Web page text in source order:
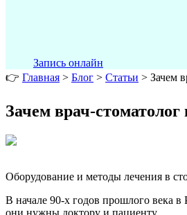
Запись онлайн
👉 Главная > Блог > Статьи > Зачем
Зачем врач-
Оборудование и методы лечения в
В начале 90-х годов прошлого века в
они нужны доктору и пациенту.